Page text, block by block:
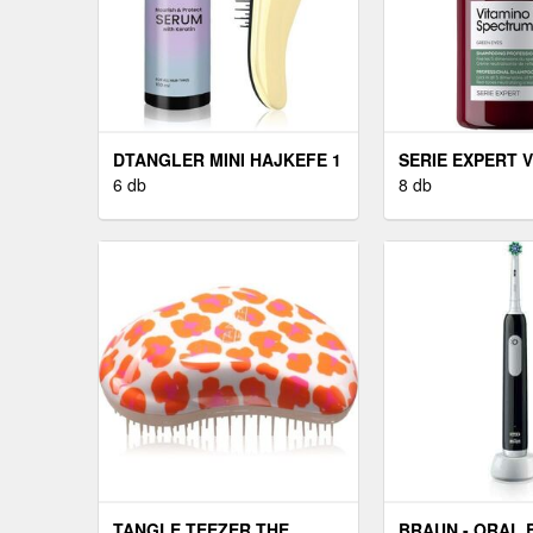
DTANGLER MINI HAJKEFE 1
DB
6 db
SERIE EXPERT
COLOR
8 db